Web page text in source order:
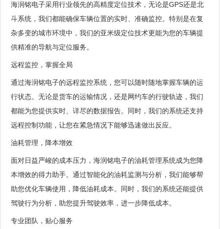
海润铭电子采用行业领先的高精度定位技术，无论是GPS还是北
斗系统，我们都能确保车辆位置的实时、准确监控。特别是在复
杂多变的城市环境中，我们的亚米级定位技术更能为您的车辆提
供精准的导航与定位服务。
远程监控，掌握全局
通过海润铭电子的远程监控系统，您可以随时随地掌握车辆的运
行状态。无论是货车的运输情况，还是网约车的行驶轨迹，我们
都能为您提供实时、详尽的数据报告。同时，我们的系统还支持
远程控制功能，让您在紧急情况下能够迅速做出反应。
油耗管理，降本增效
面对日益严峻的成本压力，海润铭电子的油耗管理系统成为您降
本增效的得力助手。通过智能化的油耗监测与分析，我们能够帮
助您优化车辆使用，降低油耗成本。同时，我们的系统还能提供
驾驶行为分析，助您提升驾驶效率，进一步降低成本。
专业团队，贴心服务